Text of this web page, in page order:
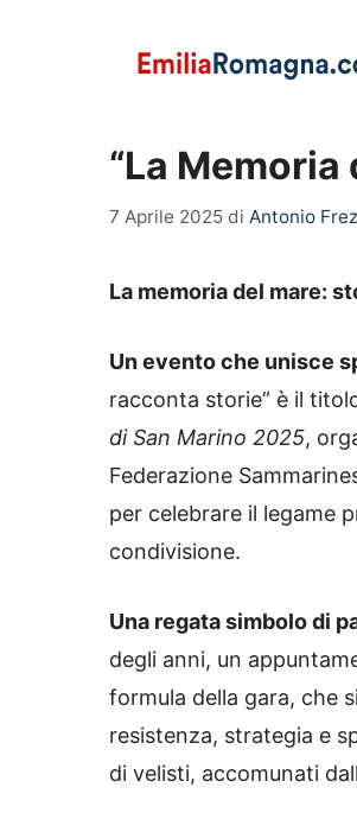
“La
7 Aprile 2025 di Antonio
La memoria del mare:
Un evento che unisce
racconta storie” è il
di San Marino 2025,
Federazione
per celebrare il legame
condivisione.
Una regata simbolo di
degli anni, un
formula della gara, che
resistenza, strategia e
di velisti, accomunati